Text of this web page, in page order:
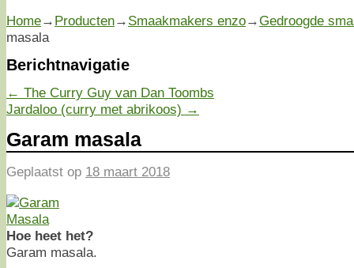
Home→ Producten→ Smaakmakers enzo→Gedroogde
masala
Berichtnavigatie
← The Curry Guy van Dan Toombs
Jardaloo (curry met abrikoos) →
Garam masala
Geplaatst op 18 maart 2018
Hoe heet het?
Garam masala.